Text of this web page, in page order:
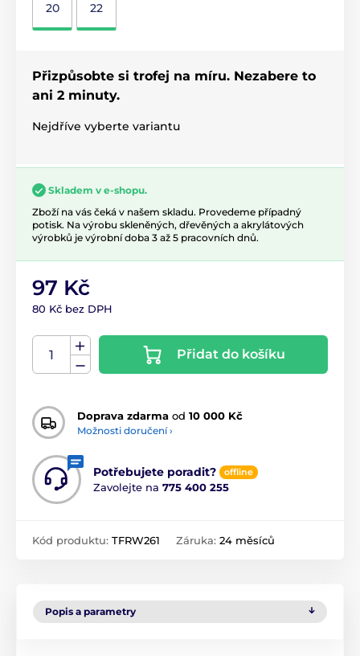
20 22
Přizpůsobte si trofej na míru. Nezabere to
ani 2 minuty.
Nejdříve vyberte variantu
Skladem v e-shopu.
Zboží na vás čeká v našem skladu. Provedeme případný
potisk. Na výrobu skleněných, dřevěných a akrylátových
výrobků je výrobní doba 3 až 5 pracovních dnů.
97 Kč
80 Kč bez DPH
Přidat do košíku
Doprava zdarma od 10 000 Kč
Možnosti doručení ›
Potřebujete poradit? offline
Zavolejte na 775 400 255
Kód produktu: TFRW261 Záruka: 24 měsíců
Popis a parametry